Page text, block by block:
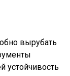
вырубать
устойчивость